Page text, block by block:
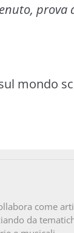
prova
mondo
come
da